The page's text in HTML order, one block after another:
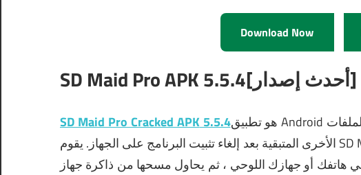
Download Now
SD Maid Pro Cracked APK5.5.4هو تطبيق Android مفيد يستخدم لتنظيف هاتفك أو جهازك اللوحي من الملفات
الأخرى المتبقية بعد إلغاء تثبيت البرنامج على الجهاز. يقوم SD Maid Pro Cracked APK بفحص ملفات ذاكرة التخزين